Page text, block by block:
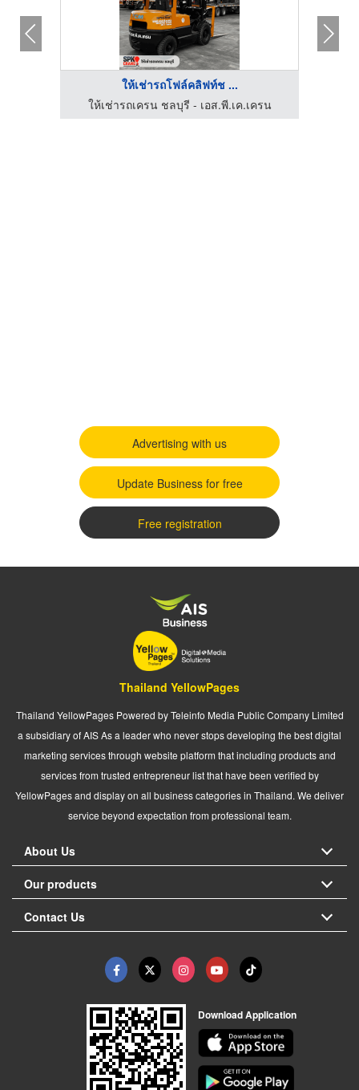
ให้เช่ารถโฟล์คลิฟท์ช ...
ให้เช่ารถเครน ชลบุรี - เอส.พี.เค.เครน
Advertising with us
Update Business for free
Free registration
Thailand YellowPages
Thailand YellowPages Powered by Teleinfo Media Public Company Limited
a subsidiary of AIS As a leader who never stops developing the best digital
marketing services through website platform that including products and
services from trusted entrepreneur list that have been verified by
YellowPages and display on all business categories in Thailand. We deliver
service beyond expectation from professional team.
About Us
Our products
Contact Us
Download Application